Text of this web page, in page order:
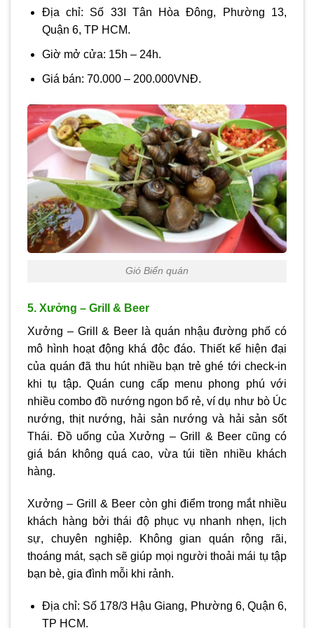
Địa chỉ: Số 33I Tân Hòa Đông, Phường 13,
Quận 6, TP HCM.
Giờ mở cửa: 15h – 24h.
Giá bán: 70.000 – 200.000VNĐ.
Gió Biển quán
5. Xưởng – Grill & Beer
Xưởng – Grill & Beer là quán nhậu đường phố có
mô hình hoạt động khá độc đáo. Thiết kế hiện đại
của quán đã thu hút nhiều bạn trẻ ghé tới check-in
khi tụ tập. Quán cung cấp menu phong phú với
nhiều combo đồ nướng ngon bổ rẻ, ví dụ như bò Úc
nướng, thịt nướng, hải sản nướng và hải sản sốt
Thái. Đồ uống của Xưởng – Grill & Beer cũng có
giá bán không quá cao, vừa túi tiền nhiều khách
hàng.
Xưởng – Grill & Beer còn ghi điểm trong mắt nhiều
khách hàng bởi thái độ phục vụ nhanh nhẹn, lịch
sự, chuyên nghiệp. Không gian quán rộng rãi,
thoáng mát, sạch sẽ giúp mọi người thoải mái tụ tập
bạn bè, gia đình mỗi khi rảnh.
Địa chỉ: Số 178/3 Hậu Giang, Phường 6, Quận 6,
TP HCM.